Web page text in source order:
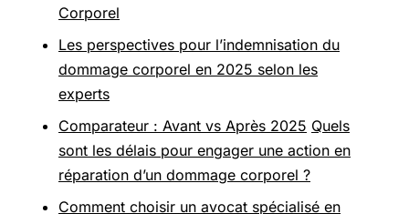
Corporel
Les perspectives pour l’indemnisation du
dommage corporel en 2025 selon les
experts
Comparateur : Avant vs Après 2025 Quels
sont les délais pour engager une action en
réparation d’un dommage corporel ?
Comment choisir un avocat spécialisé en